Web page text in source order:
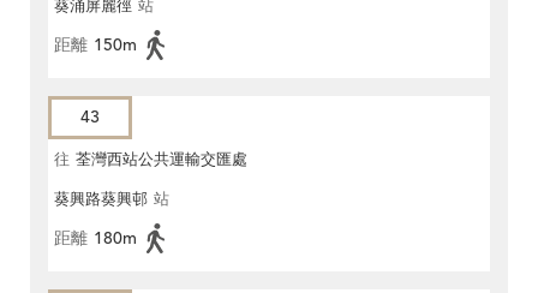
葵涌屏麗徑 站
距離 150m
43
往 荃灣西站公共運輸交匯處
葵興路葵興邨 站
距離 180m